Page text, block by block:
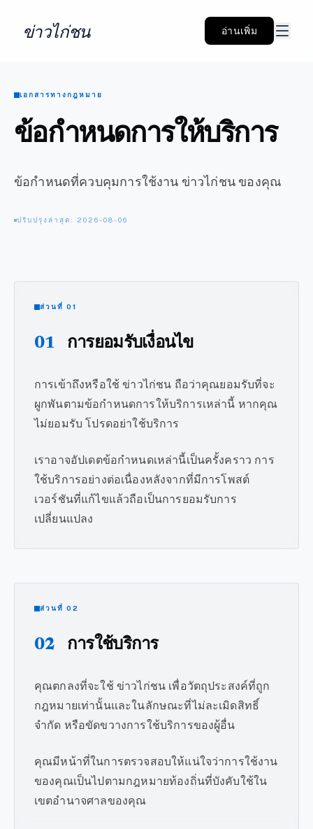
ข่าวไก่ชน อ่านเพิ่ม
เอกสารทางกฎหมาย
ข้อกำหนดการให้บริการ
ข้อกำหนดที่ควบคุมการใช้งาน ข่าวไก่ชน ของคุณ
ปรับปรุงล่าสุด: 2026-08-06
ส่วนที่ 01
01 การยอมรับเงื่อนไข
การเข้าถึงหรือใช้ ข่าวไก่ชน ถือว่าคุณยอมรับที่จะ
ผูกพันตามข้อกำหนดการให้บริการเหล่านี้ หากคุณ
ไม่ยอมรับ โปรดอย่าใช้บริการ
เราอาจอัปเดตข้อกำหนดเหล่านี้เป็นครั้งคราว การ
ใช้บริการอย่างต่อเนื่องหลังจากที่มีการโพสต์
เวอร์ชันที่แก้ไขแล้วถือเป็นการยอมรับการ
เปลี่ยนแปลง
ส่วนที่ 02
02 การใช้บริการ
คุณตกลงที่จะใช้ ข่าวไก่ชน เพื่อวัตถุประสงค์ที่ถูก
กฎหมายเท่านั้นและในลักษณะที่ไม่ละเมิดสิทธิ์
จำกัด หรือขัดขวางการใช้บริการของผู้อื่น
คุณมีหน้าที่ในการตรวจสอบให้แน่ใจว่าการใช้งาน
ของคุณเป็นไปตามกฎหมายท้องถิ่นที่บังคับใช้ใน
เขตอำนาจศาลของคุณ